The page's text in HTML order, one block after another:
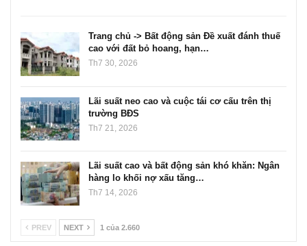
Trang chủ -> Bất động sản Đề xuất đánh thuế
cao với đất bỏ hoang, hạn…
Th7 30, 2026
Lãi suất neo cao và cuộc tái cơ cấu trên thị
trường BĐS
Th7 21, 2026
Lãi suất cao và bất động sản khó khăn: Ngân
hàng lo khối nợ xấu tăng…
Th7 14, 2026
PREV NEXT 1 của 2.660